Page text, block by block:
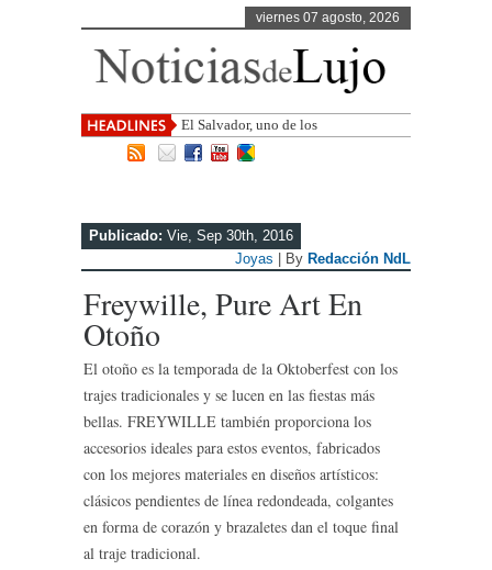
viernes 07 agosto, 2026
El Salvador, uno de los destinos con
mayor proyecc
Publicado: Vie, Sep 30th, 2016
Joyas | By Redacción NdL
Freywille, Pure Art En
Otoño
El otoño es la temporada de la Oktoberfest con los
trajes tradicionales y se lucen en las fiestas más
bellas. FREYWILLE también proporciona los
accesorios ideales para estos eventos, fabricados
con los mejores materiales en diseños artísticos:
clásicos pendientes de línea redondeada, colgantes
en forma de corazón y brazaletes dan el toque final
al traje tradicional.